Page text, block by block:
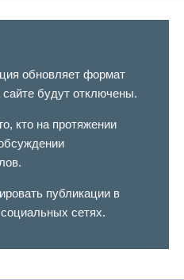
обновляет формат
будут отключены.
кто на протяжении
публикации в
сетях.